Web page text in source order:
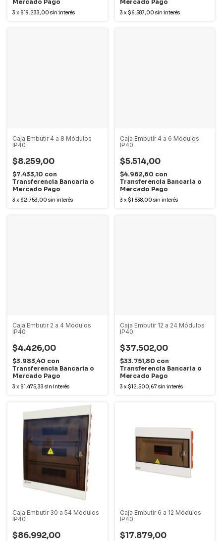
Mercado Pago
3 x $19.233,00 sin interés
Mercado Pago
3 x $6.587,00 sin interés
Caja Embutir 4 a 8 Módulos
IP40
$8.259,00
$7.433,10 con
Transferencia Bancaria o
Mercado Pago
3 x $2.753,00 sin interés
Caja Embutir 4 a 6 Módulos
IP40
$5.514,00
$4.962,60 con
Transferencia Bancaria o
Mercado Pago
3 x $1.838,00 sin interés
Caja Embutir 2 a 4 Módulos
IP40
$4.426,00
$3.983,40 con
Transferencia Bancaria o
Mercado Pago
3 x $1.475,33 sin interés
Caja Embutir 12 a 24 Módulos
IP40
$37.502,00
$33.751,80 con
Transferencia Bancaria o
Mercado Pago
3 x $12.500,67 sin interés
Caja Embutir 30 a 54 Módulos
IP40
$86.992,00
Caja Embutir 6 a 12 Módulos
IP40
$17.879,00